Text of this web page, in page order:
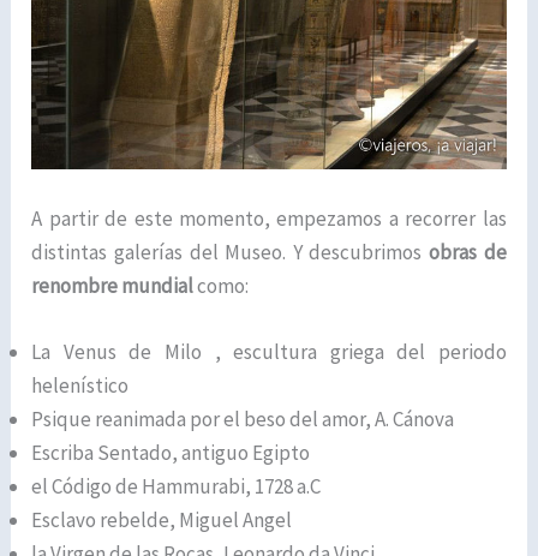
A partir de este momento, empezamos a recorrer las
distintas galerías del Museo. Y descubrimosobras de
renombre mundialcomo:
La Venus de Milo , escultura griega del periodo
helenístico
Psique reanimada por el beso del amor, A. Cánova
Escriba Sentado, antiguo Egipto
el Código de Hammurabi, 1728 a.C
Esclavo rebelde, Miguel Angel